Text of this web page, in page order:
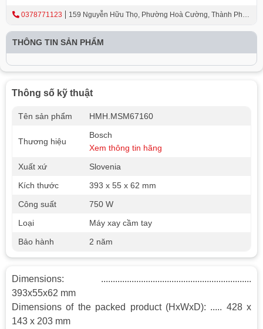
0378771123
159 Nguyễn Hữu Thọ, Phường Hoà Cường, Thành Phố
THÔNG TIN SẢN PHẨM
Thông số kỹ thuật
Tên sản phẩm HMH.MSM67160
Thương hiệu
Bosch
Xem thông tin hãng
Xuất xứ
Slovenia
Kích thước
393 x 55 x 62 mm
Công suất
750 W
Loại
Máy xay cầm tay
Bảo hành
2 năm
Dimensions: ................................................................
393x55x62 mm
Dimensions of the packed product (HxWxD): ..... 428 x
143 x 203 mm